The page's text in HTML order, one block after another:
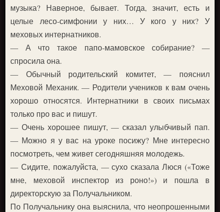
музыка? Наверное, бывает. Тогда, значит, есть и
целые лесо-симфонии у них… У кого у них? У
меховых интернатников.
— А что такое папо-мамовское собирание? —
спросила она.
— Обычный родительский комитет, — пояснил
Меховой Механик. — Родители учеников к вам очень
хорошо относятся. Интернатники в своих письмах
только про вас и пишут.
— Очень хорошее пишут, — сказал улыбчивый пап.
— Можно я у вас на уроке посижу? Мне интересно
посмотреть, чем живет сегодняшняя молодежь.
— Сидите, пожалуйста, — сухо сказала Люся («Тоже
мне, меховой инспектор из роно!») и пошла в
директорскую за Получальником.
По Получальнику она выяснила, что неопрошенными